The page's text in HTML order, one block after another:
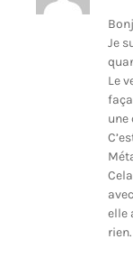
Je
Le
une
elle